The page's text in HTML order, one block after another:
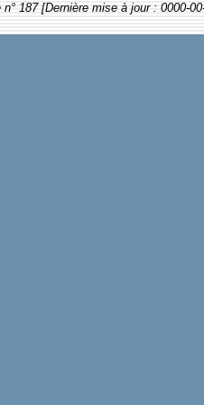
n° 187 [Dernière mise à jour : 0000-